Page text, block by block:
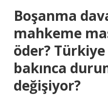
Boşanma
mahkeme
öder?
bakınca
değişiyor?